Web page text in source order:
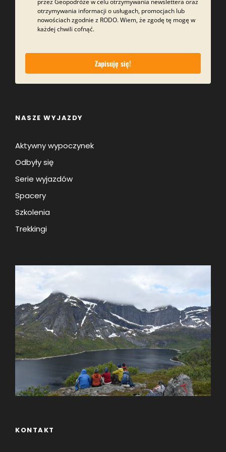
a kolejne robić już z nami wspólnie.
Koszt takiego pakietu to 15 zł/os za wersję
Jakie przygody czekają Cię
Poszukamy w lesie mogił żołnierzy AK
Przejdziemy Aleją Lipową w Podkowie Leśnej
Przejdziemy przez Rezerwat im. Bolesława
Hryniewieckiego
Zobaczymy miasta ogrody: Brwinów i
Podkowę Leśną
Zobaczymy Sanktuarium w Rokitnie
Każdy uczestnik otrzyma również mapkę
trasy i zagadki, które będzie można
małe nagrody :)))
przez Geopodróże w celu otrzymywania newslettera oraz
otrzymywania informacji o usługach, promocjach lub
nowościach zgodnie z RODO. Wiem, że zgodę tę mogę w
każdej chwili cofnąć.
Zapisuję się!
NASZE WYJAZDY
Aktywny wypoczynek
Odbyły się
Serie wyjazdów
Spacery
Szkolenia
Trekkingi
KONTAKT